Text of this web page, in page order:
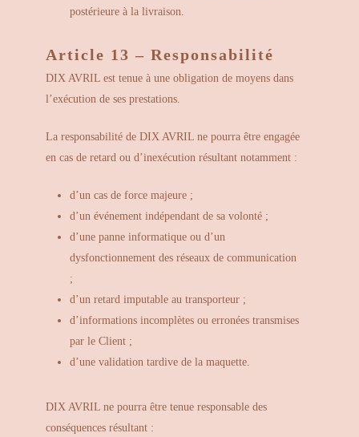
postérieure à la livraison.
Article 13 – Responsabilité
DIX AVRIL est tenue à une obligation de moyens dans
l’exécution de ses prestations.
La responsabilité de DIX AVRIL ne pourra être engagée
en cas de retard ou d’inexécution résultant notamment :
d’un cas de force majeure ;
d’un événement indépendant de sa volonté ;
d’une panne informatique ou d’un
dysfonctionnement des réseaux de communication
;
d’un retard imputable au transporteur ;
d’informations incomplètes ou erronées transmises
par le Client ;
d’une validation tardive de la maquette.
DIX AVRIL ne pourra être tenue responsable des
conséquences résultant :